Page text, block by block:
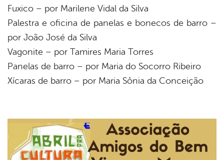
Fuxico – por Marilene Vidal da Silva
Palestra e oficina de panelas e bonecos de barro –
por João José da Silva
Vagonite – por Tamires Maria Torres
Panelas de barro – por Maria do Socorro Ribeiro
Xícaras de barro – por Maria Sônia da Conceição